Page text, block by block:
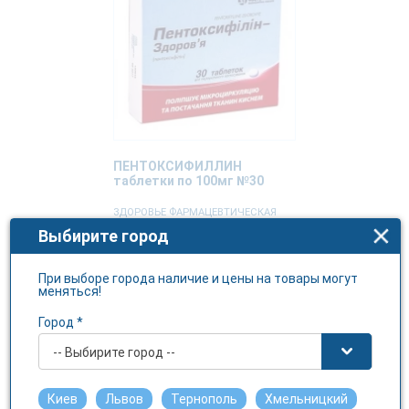
ПЕНТОКСИФИЛЛИН
таблетки по 100мг №30
ЗДОРОВЬЕ ФАРМАЦЕВТИЧЕСКАЯ
Подробнее
Выбирите город
При выборе города наличие и цены на товары могут
меняться!
Город *
-- Выбирите город --
Киев Львов Тернополь Хмельницкий